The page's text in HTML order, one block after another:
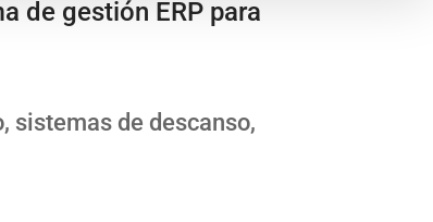
de gestión ERP para
sistemas de descanso,